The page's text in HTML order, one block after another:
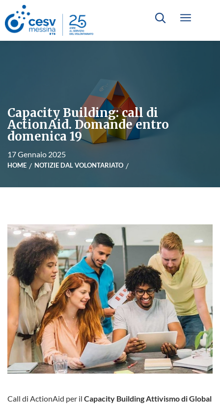
Capacity Building: call di
ActionAid. Domande entro
domenica 19
17 Gennaio 2025
HOME NOTIZIE DAL VOLONTARIATO
Call di ActionAid per il Capacity Building Attivismo di Global